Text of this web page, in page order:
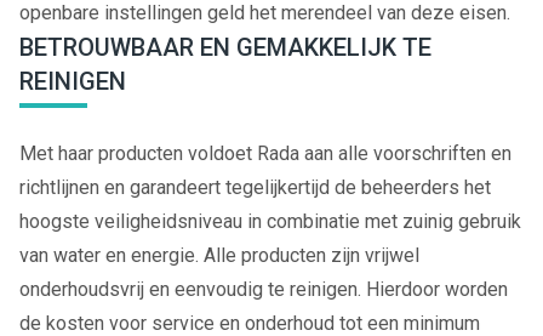
openbare instellingen geld het merendeel van deze eisen.
BETROUWBAAR EN GEMAKKELIJK TE
REINIGEN
Met haar producten voldoet Rada aan alle voorschriften en
richtlijnen en garandeert tegelijkertijd de beheerders het
hoogste veiligheidsniveau in combinatie met zuinig gebruik
van water en energie. Alle producten zijn vrijwel
onderhoudsvrij en eenvoudig te reinigen. Hierdoor worden
de kosten voor service en onderhoud tot een minimum